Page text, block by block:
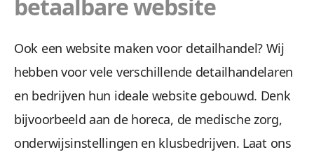
betaalbare website
Ook een website maken voor detailhandel? Wij
hebben voor vele verschillende detailhandelaren
en bedrijven hun ideale website gebouwd. Denk
bijvoorbeeld aan de horeca, de medische zorg,
onderwijsinstellingen en klusbedrijven. Laat ons